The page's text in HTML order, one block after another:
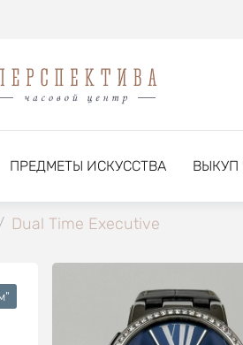
ПРЕДМЕТЫ ИСКУССТВА ВЫКУП
Dual Time Executive